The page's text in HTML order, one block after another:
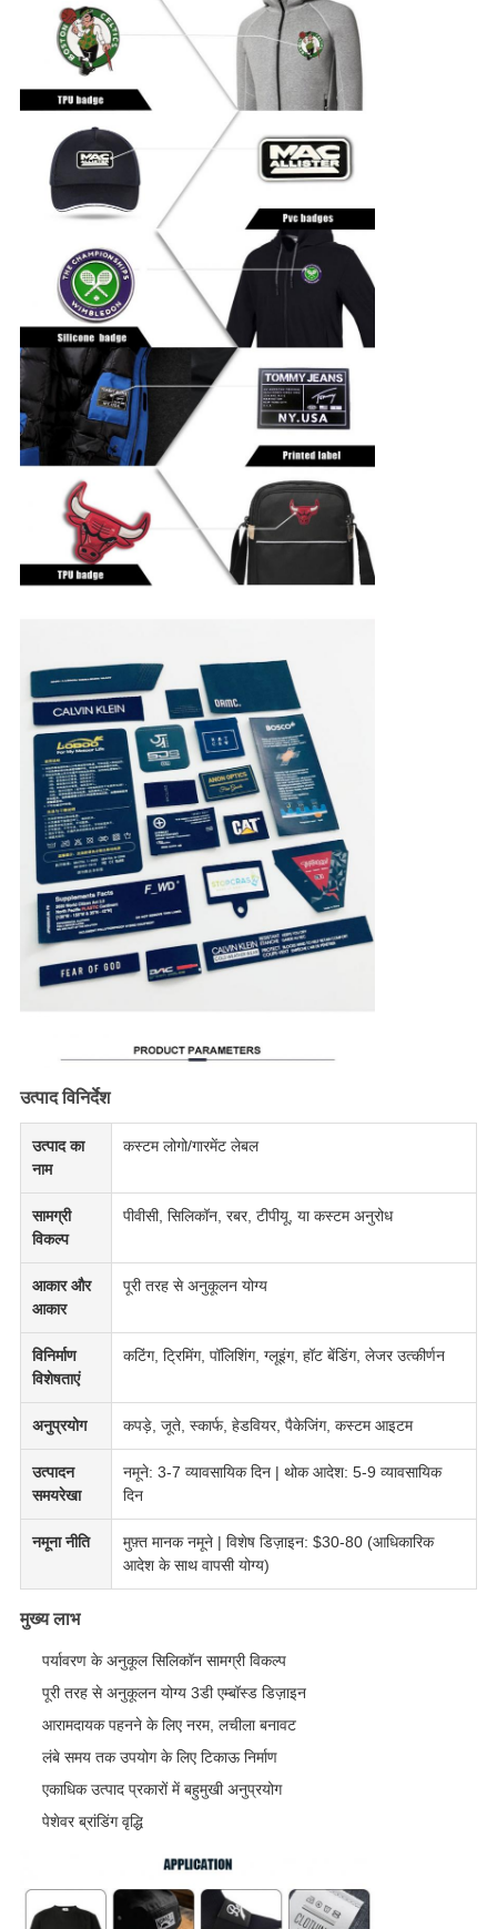
उत्पाद विनिर्देश
उत्पाद का
नाम
कस्टम लोगो/गारमेंट लेबल
सामग्री
विकल्प
पीवीसी, सिलिकॉन, रबर, टीपीयू, या कस्टम अनुरोध
आकार और
आकार
पूरी तरह से अनुकूलन योग्य
विनिर्माण
विशेषताएं
कटिंग, ट्रिमिंग, पॉलिशिंग, ग्लूइंग, हॉट बेंडिंग, लेजर उत्कीर्णन
अनुप्रयोग कपड़े, जूते, स्कार्फ, हेडवियर, पैकेजिंग, कस्टम आइटम
उत्पादन
समयरेखा
नमूने: 3-7 व्यावसायिक दिन | थोक आदेश: 5-9 व्यावसायिक
दिन
नमूना नीति
मुफ़्त मानक नमूने | विशेष डिज़ाइन: $30-80 (आधिकारिक
आदेश के साथ वापसी योग्य)
मुख्य लाभ
पर्यावरण के अनुकूल सिलिकॉन सामग्री विकल्प
पूरी तरह से अनुकूलन योग्य 3डी एम्बॉस्ड डिज़ाइन
आरामदायक पहनने के लिए नरम, लचीला बनावट
लंबे समय तक उपयोग के लिए टिकाऊ निर्माण
एकाधिक उत्पाद प्रकारों में बहुमुखी अनुप्रयोग
पेशेवर ब्रांडिंग वृद्धि